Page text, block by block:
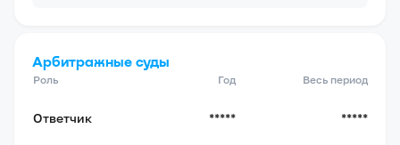
Арбитражные суды
Роль Год Весь период
Ответчик ***** *****